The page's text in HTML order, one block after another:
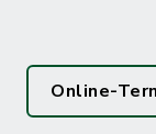
Online-